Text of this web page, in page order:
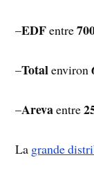
–EDFentre
–Totalenviron
–Arevaentre
La grande